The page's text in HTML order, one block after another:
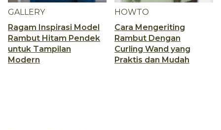
GALLERY
Ragam Inspirasi Model
Rambut Hitam Pendek
untuk Tampilan
Modern
HOWTO
Cara Mengeriting
Rambut Dengan
Curling Wand yang
Praktis dan Mudah